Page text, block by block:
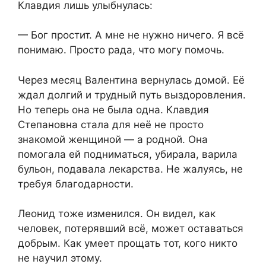
Клавдия лишь улыбнулась:
— Бог простит. А мне не нужно ничего. Я всё
понимаю. Просто рада, что могу помочь.
Через месяц Валентина вернулась домой. Её
ждал долгий и трудный путь выздоровления.
Но теперь она не была одна. Клавдия
Степановна стала для неё не просто
знакомой женщиной — а родной. Она
помогала ей подниматься, убирала, варила
бульон, подавала лекарства. Не жалуясь, не
требуя благодарности.
Леонид тоже изменился. Он видел, как
человек, потерявший всё, может оставаться
добрым. Как умеет прощать тот, кого никто
не научил этому.